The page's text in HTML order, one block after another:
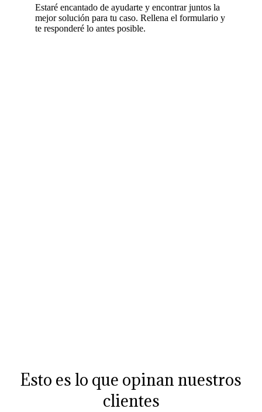
Estaré encantado de ayudarte y encontrar juntos la
mejor solución para tu caso. Rellena el formulario y
te responderé lo antes posible.
Esto es lo que opinan nuestros
clientes